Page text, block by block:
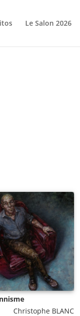
Le Salon 2026
Christophe BLANC